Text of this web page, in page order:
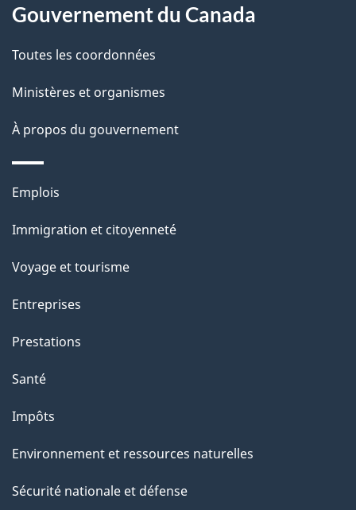
a
g
e
a
c
i
o
s
u
e
t
e
a
g
Gouvernement du Canada
Toutes les coordonnées
Ministères et organismes
À propos du gouvernement
Thèmes
sujets
Emplois
Immigration et citoyenneté
Voyage et tourisme
Entreprises
Prestations
Santé
Impôts
Environnement et ressources naturelles
Sécurité nationale et défense